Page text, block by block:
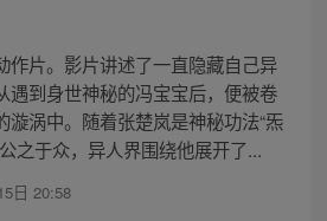
作片。影片讲述了一直隐藏自己异
遇到身世神秘的冯宝宝后，便被卷
漩涡中。随着张楚岚是神秘功法“炁
之于众，异人界围绕他展开了...
日 20:58